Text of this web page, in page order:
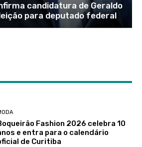
candidatura de Geraldo
para deputado federal
Fashion 2026 celebra 10
e entra para o calendário
de Curitiba